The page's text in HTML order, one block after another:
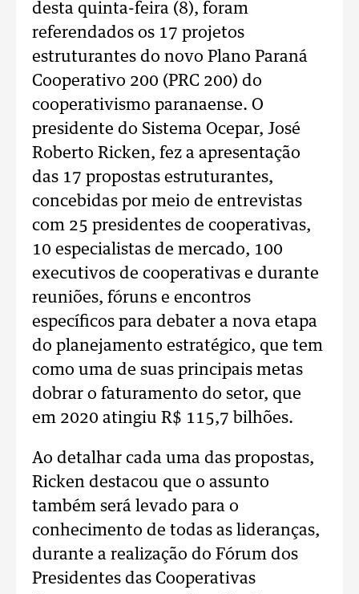
desta quinta-feira (8), foram
referendados os 17 projetos
estruturantes do novo Plano Paraná
Cooperativo 200 (PRC 200) do
cooperativismo paranaense. O
presidente do Sistema Ocepar, José
Roberto Ricken, fez a apresentação
das 17 propostas estruturantes,
concebidas por meio de entrevistas
com 25 presidentes de cooperativas,
10 especialistas de mercado, 100
executivos de cooperativas e durante
reuniões, fóruns e encontros
específicos para debater a nova etapa
do planejamento estratégico, que tem
como uma de suas principais metas
dobrar o faturamento do setor, que
em 2020 atingiu R$ 115,7 bilhões.
Ao detalhar cada uma das propostas,
Ricken destacou que o assunto
também será levado para o
conhecimento de todas as lideranças,
durante a realização do Fórum dos
Presidentes das Cooperativas